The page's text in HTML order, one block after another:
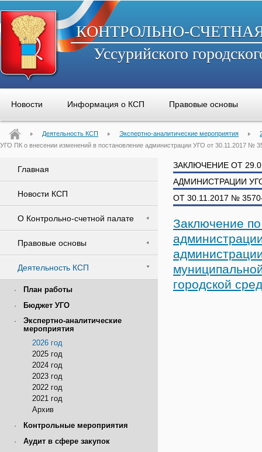
КОНТРОЛЬНО-
Уссурийского
Новости Информация о КСП Правовые основы
Деятельность КСП Экспертно-аналитические мероприятия
УГО ПК о внесении изменений в постановление администрации УГО от 30.11.2017 №
Главная
Новости КСП
О Контрольно-счетной палате
Правовые основы
Деятельность КСП
План работы
Бюджет УГО
Экспертно-аналитические
мероприятия
2026 год
2025 год
2024 год
2023 год
2022 год
2021 год
Архив
Контрольные мероприятия
Аудит в сфере закупок
ЗАКЛЮЧЕНИЕ ОТ
АДМИНИСТРАЦИИ
ОТ 30.11.2017 №
Заключение
городской